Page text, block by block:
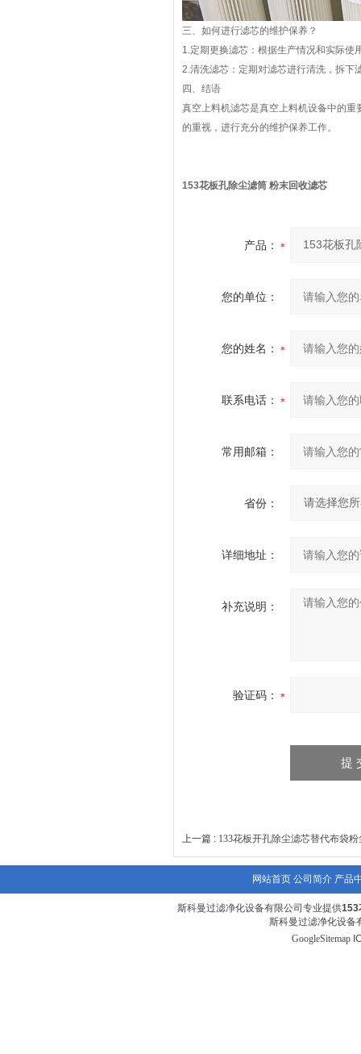
三、如何进行滤芯的维护保养？
1.定期更换滤芯：根据生产情况和实际使
2.清洗滤芯：定期对滤芯进行清洗，拆下
四、结语
真空上料机滤芯是真空上料机设备中的
的重视，进行充分的维护保养工作。
153花板孔除尘滤筒 粉末回收滤芯
产品：
您的单位：
您的姓名：
联系电话：
常用邮箱：
省份：
详细地址：
补充说明：
验证码：
上一篇 : 133花板开孔除尘滤芯替代布袋
网站首页 公司简介 产品
斯科曼过滤净化设备有限公司专业提供153
斯科曼过滤净化设备
GoogleSitemap